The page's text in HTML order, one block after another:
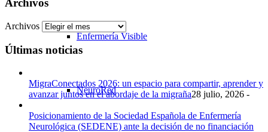
Enfermería Visible
NeuroRed
Archivos
Archivos
Últimas noticias
MigraConectados 2026: un espacio para compartir, aprender y
avanzar juntos en el abordaje de la migraña28 julio, 2026 -
Posicionamiento de la Sociedad Española de Enfermería
Neurológica (SEDENE) ante la decisión de no financiación